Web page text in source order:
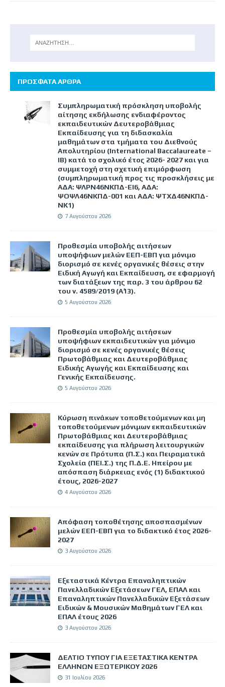
ΠΡΟΣΦΑΤΑ ΑΡΘΡΑ
Συμπληρωματική πρόσκληση υποβολής
αίτησης εκδήλωσης ενδιαφέροντος
εκπαιδευτικών Δευτεροβάθμιας
Εκπαίδευσης για τη διδασκαλία
μαθημάτων στα τμήματα του Διεθνούς
Απολυτηρίου (International Baccalaureate –
IB) κατά το σχολικό έτος 2026- 2027 και για
συμμετοχή στη σχετική επιμόρφωση
(συμπληρωματική προς τις προσκλήσεις με
ΑΔΑ: ΨΛΡΝ46ΝΚΠΔ-ΕΙ6, ΑΔΑ:
ΨΟΨΛ46ΝΚΠΔ-001 και ΑΔΑ: ΨΤΧΔ46ΝΚΠΔ-
ΝΚ1)
7 Αυγούστου 2026
Προθεσμία υποβολής αιτήσεων
υποψήφιων μελών ΕΕΠ-ΕΒΠ για μόνιμο
διορισμό σε κενές οργανικές θέσεις στην
Ειδική Αγωγή και Εκπαίδευση, σε εφαρμογή
των διατάξεων της παρ. 3 του άρθρου 62
του ν. 4589/2019 (Α΄13).
5 Αυγούστου 2026
Προθεσμία υποβολής αιτήσεων
υποψήφιων εκπαιδευτικών για μόνιμο
διορισμό σε κενές οργανικές θέσεις
Πρωτοβάθμιας και Δευτεροβάθμιας
Ειδικής Αγωγής και Εκπαίδευσης και
Γενικής Εκπαίδευσης.
5 Αυγούστου 2026
Κύρωση πινάκων τοποθετούμενων και μη
τοποθετούμενων μόνιμων εκπαιδευτικών
Πρωτοβάθμιας και Δευτεροβάθμιας
εκπαίδευσης για πλήρωση λειτουργικών
κενών σε Πρότυπα (Π.Σ.) και Πειραματικά
Σχολεία (ΠΕΙ.Σ.) της Π.Δ.Ε. Ηπείρου με
απόσπαση διάρκειας ενός (1) διδακτικού
έτους, 2026-2027
4 Αυγούστου 2026
Απόφαση τοποθέτησης αποσπασμένων
μελών ΕΕΠ-ΕΒΠ για το διδακτικό έτος 2026-
2027
3 Αυγούστου 2026
Εξεταστικά Κέντρα Επαναληπτικών
Πανελλαδικών Εξετάσεων ΓΕΛ, ΕΠΑΛ και
Επαναληπτικών Πανελλαδικών Εξετάσεων
Ειδικών & Μουσικών Μαθημάτων ΓΕΛ και
ΕΠΑΛ έτους 2026
3 Αυγούστου 2026
ΔΕΛΤΙΟ ΤΥΠΟΥ ΓΙΑ ΕΞΕΤΑΣΤΙΚΑ ΚΕΝΤΡΑ
ΕΛΛΗΝΩΝ ΕΞΩΤΕΡΙΚΟΥ 2026
31 Ιουλίου 2026